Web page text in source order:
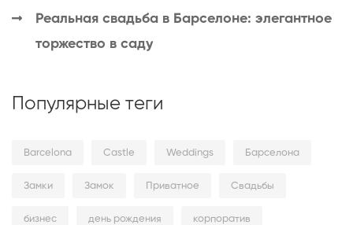
Реальная свадьба в Барселоне: элегантное
торжество в саду
Популярные теги
Barcelona Castle Weddings Барселона
Замки Замок Приватное Свадьбы
бизнес день рождения корпоратив